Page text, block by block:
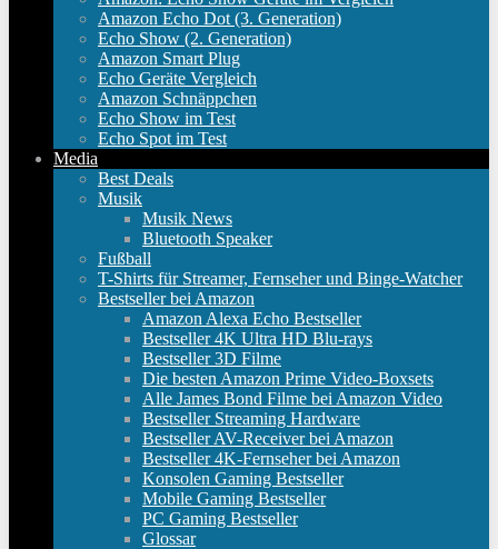
Amazon Echo Dot (3. Generation)
Echo Show (2. Generation)
Amazon Smart Plug
Echo Geräte Vergleich
Amazon Schnäppchen
Echo Show im Test
Echo Spot im Test
Media
Best Deals
Musik
Musik News
Bluetooth Speaker
Fußball
T-Shirts für Streamer, Fernseher und Binge-Watcher
Bestseller bei Amazon
Amazon Alexa Echo Bestseller
Bestseller 4K Ultra HD Blu-rays
Bestseller 3D Filme
Die besten Amazon Prime Video-Boxsets
Alle James Bond Filme bei Amazon Video
Bestseller Streaming Hardware
Bestseller AV-Receiver bei Amazon
Bestseller 4K-Fernseher bei Amazon
Konsolen Gaming Bestseller
Mobile Gaming Bestseller
PC Gaming Bestseller
Glossar